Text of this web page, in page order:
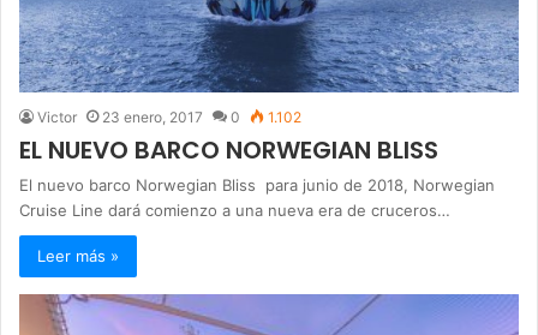
Victor 23 enero, 2017 0 1.102
EL NUEVO BARCO NORWEGIAN BLISS
El nuevo barco Norwegian Bliss para junio de 2018, Norwegian
Cruise Line dará comienzo a una nueva era de cruceros…
Leer más »